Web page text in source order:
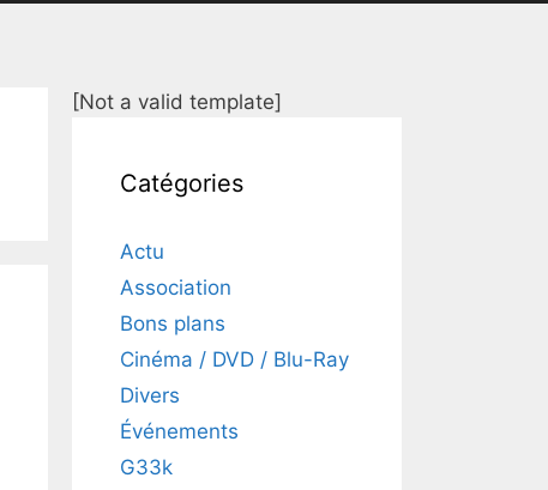
[Not a valid template]
Catégories
Actu
Association
Bons plans
Cinéma / DVD / Blu-Ray
Divers
Événements
G33k